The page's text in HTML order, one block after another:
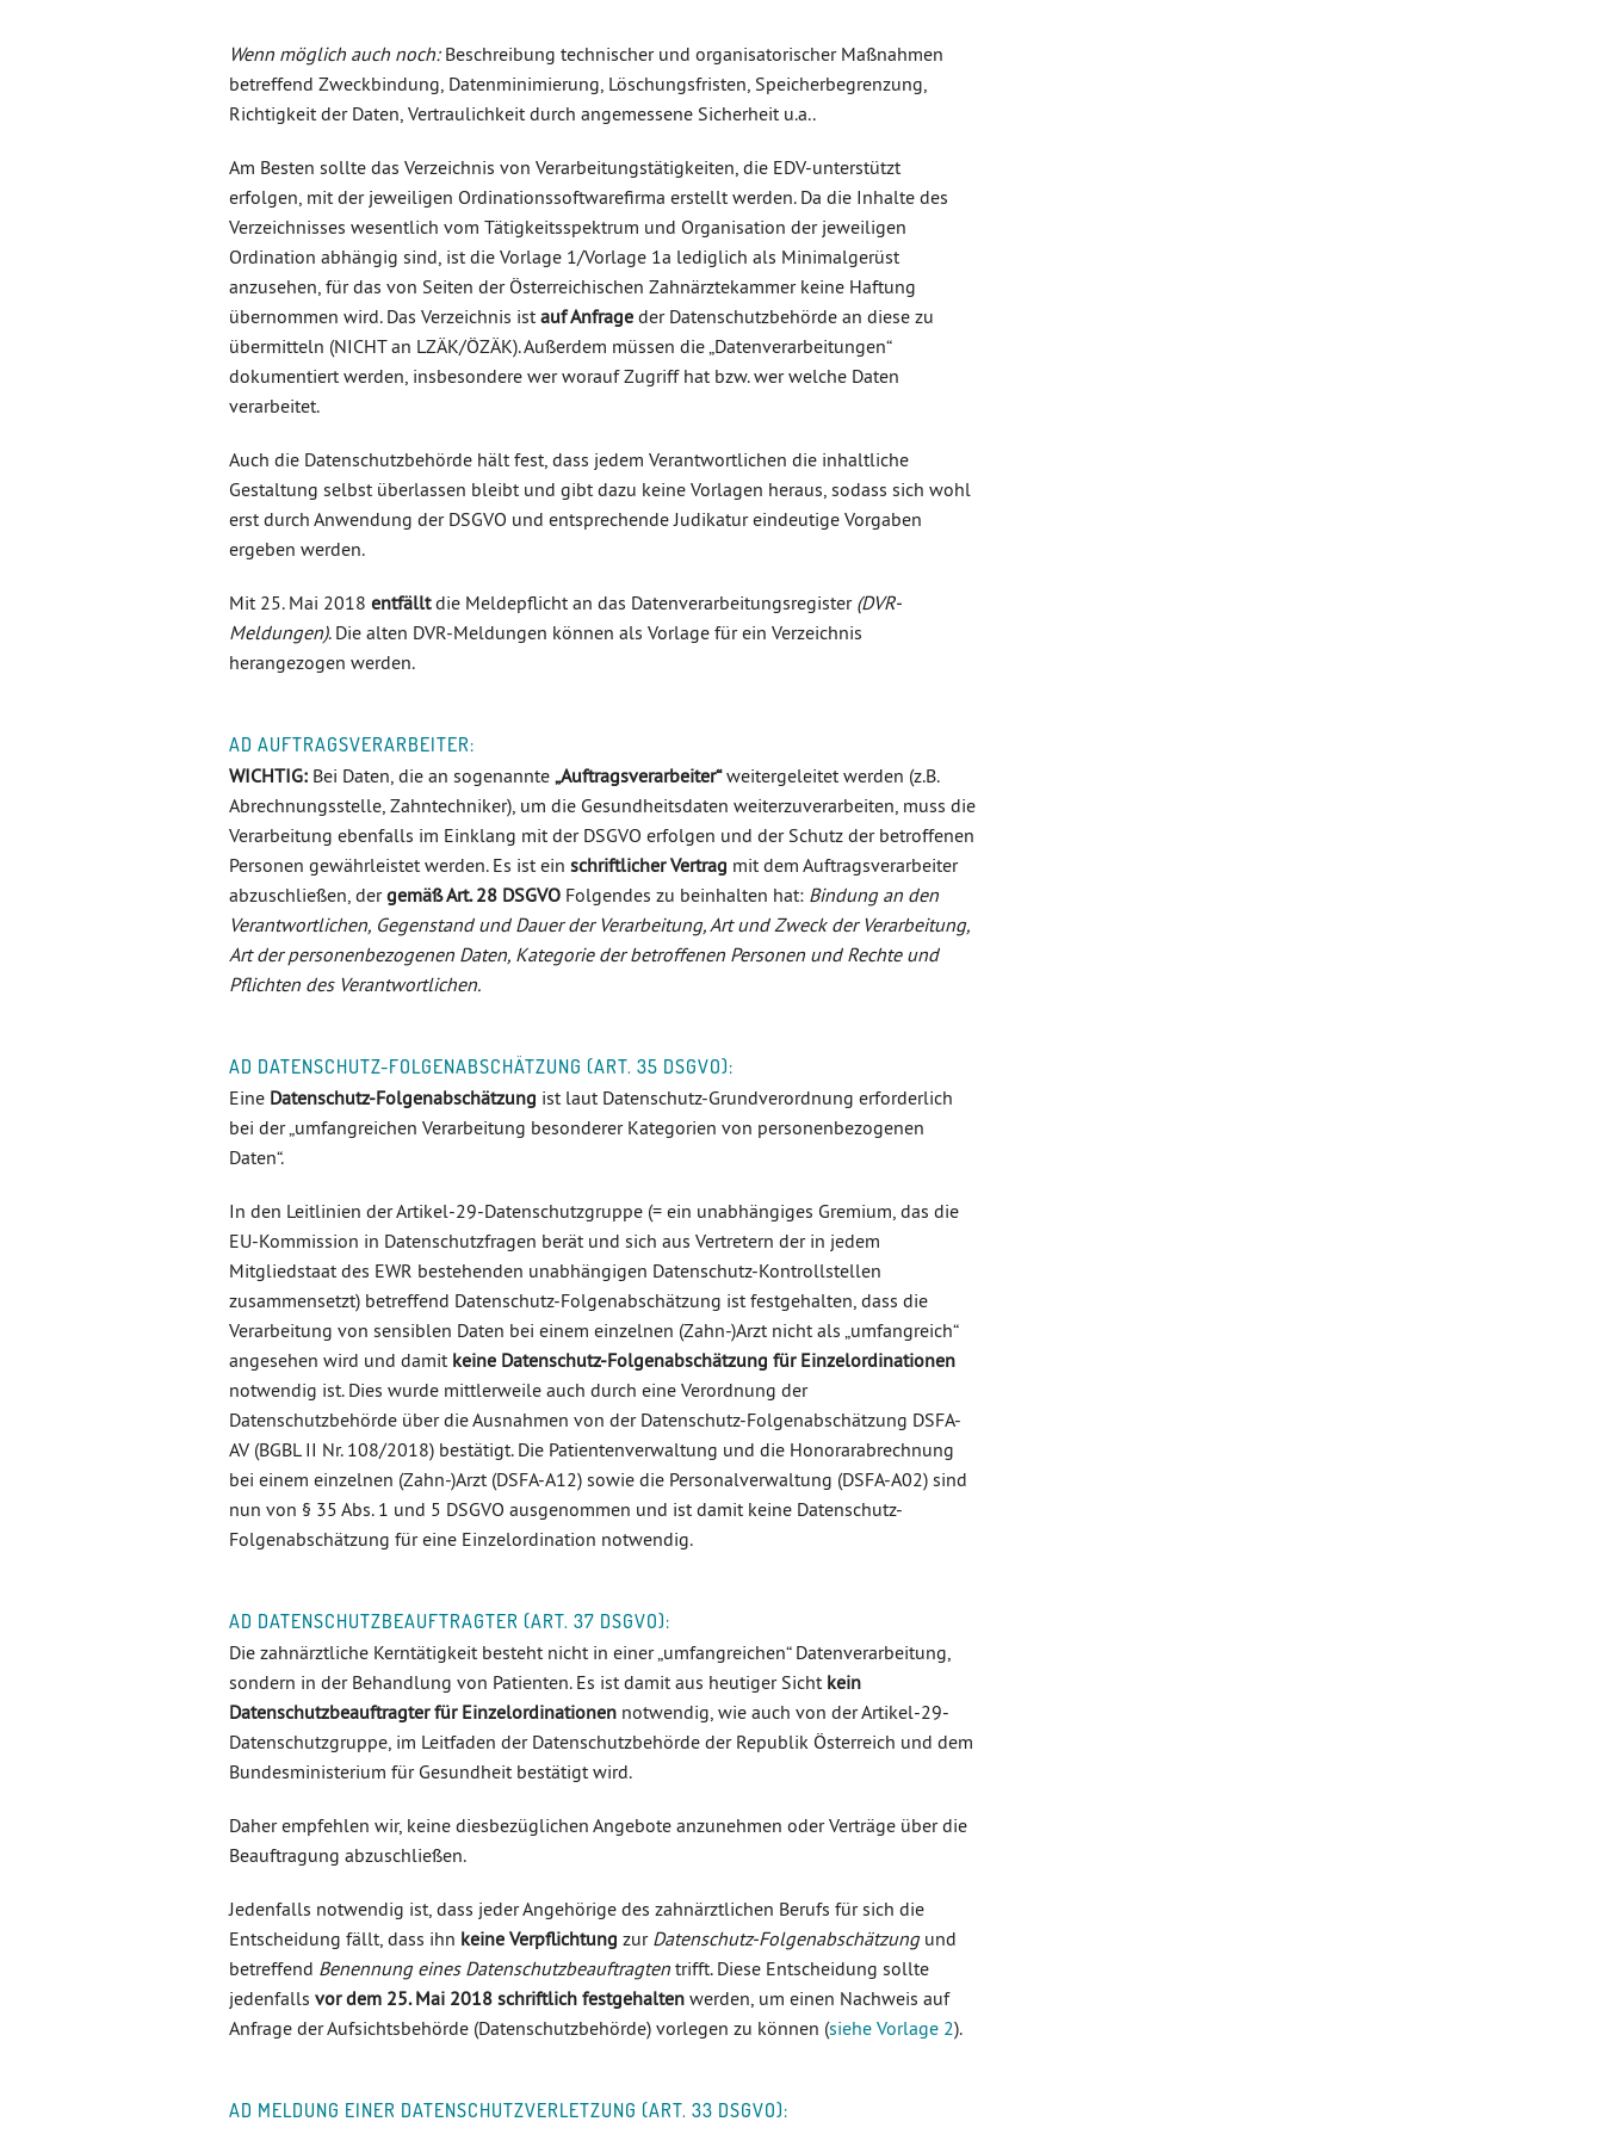
Wenn möglich auch noch:Beschreibung technischer und organisatorischer Maßnahmen
betreffend Zweckbindung, Datenminimierung, Löschungsfristen, Speicherbegrenzung,
Richtigkeit der Daten, Vertraulichkeit durch angemessene Sicherheit u.a..
Am Besten sollte das Verzeichnis von Verarbeitungstätigkeiten, die EDV-unterstützt
erfolgen, mit der jeweiligen Ordinationssoftwarefirma erstellt werden. Da die Inhalte des
Verzeichnisses wesentlich vom Tätigkeitsspektrum und Organisation der jeweiligen
Ordination abhängig sind, ist die Vorlage 1/Vorlage 1a lediglich als Minimalgerüst
anzusehen, für das von Seiten der Österreichischen Zahnärztekammer keine Haftung
übernommen wird. Das Verzeichnis ist auf Anfrage der Datenschutzbehörde an diese zu
übermitteln (NICHT an LZÄK/ÖZÄK). Außerdem müssen die „Datenverarbeitungen“
dokumentiert werden, insbesondere wer worauf Zugriff hat bzw. wer welche Daten
verarbeitet.
Auch die Datenschutzbehörde hält fest, dass jedem Verantwortlichen die inhaltliche
Gestaltung selbst überlassen bleibt und gibt dazu keine Vorlagen heraus, sodass sich wohl
erst durch Anwendung der DSGVO und entsprechende Judikatur eindeutige Vorgaben
ergeben werden.
Mit 25. Mai 2018 entfälltdie Meldepflicht an das Datenverarbeitungsregister (DVR-
Meldungen). Die alten DVR-Meldungen können als Vorlage für ein Verzeichnis
herangezogen werden.
AD AUFTRAGSVERARBEITER:
WICHTIG: Bei Daten, die an sogenannte „Auftragsverarbeiter“weitergeleitet werden (z.B.
Abrechnungsstelle, Zahntechniker), um die Gesundheitsdaten weiterzuverarbeiten, muss die
Verarbeitung ebenfalls im Einklang mit der DSGVO erfolgen und der Schutz der betroffenen
Personen gewährleistet werden. Es ist ein schriftlicher Vertrag mit dem Auftragsverarbeiter
abzuschließen, dergemäß Art. 28 DSGVO Folgendes zu beinhalten hat: Bindung an den
Verantwortlichen, Gegenstand und Dauer der Verarbeitung, Art und Zweck der Verarbeitung,
Art der personenbezogenen Daten, Kategorie der betroffenen Personen und Rechte und
Pflichten des Verantwortlichen.
AD DATENSCHUTZ-FOLGENABSCHÄTZUNG (ART. 35 DSGVO):
Eine Datenschutz-Folgenabschätzung ist laut Datenschutz-Grundverordnung erforderlich
bei der „umfangreichen Verarbeitung besonderer Kategorien von personenbezogenen
Daten“.
In den Leitlinien der Artikel-29-Datenschutzgruppe (= ein unabhängiges Gremium, das die
EU-Kommission in Datenschutzfragen berät und sich aus Vertretern der in jedem
Mitgliedstaat des EWR bestehenden unabhängigen Datenschutz-Kontrollstellen
zusammensetzt) betreffend Datenschutz-Folgenabschätzung ist festgehalten, dass die
Verarbeitung von sensiblen Daten bei einem einzelnen (Zahn-)Arzt nicht als „umfangreich“
angesehen wird und damit keine Datenschutz-Folgenabschätzung für Einzelordinationen
notwendig ist. Dies wurde mittlerweile auch durch eine Verordnung der
Datenschutzbehörde über die Ausnahmen von der Datenschutz-Folgenabschätzung DSFA-
AV (BGBL II Nr. 108/2018) bestätigt. Die Patientenverwaltung und die Honorarabrechnung
bei einem einzelnen (Zahn-)Arzt (DSFA-A12) sowie die Personalverwaltung (DSFA-A02) sind
nun von § 35 Abs. 1 und 5 DSGVO ausgenommen und ist damit keine Datenschutz-
Folgenabschätzung für eine Einzelordination notwendig.
AD DATENSCHUTZBEAUFTRAGTER (ART. 37 DSGVO):
Die zahnärztliche Kerntätigkeit besteht nicht in einer „umfangreichen“ Datenverarbeitung,
sondern in der Behandlung von Patienten. Es ist damit aus heutiger Sicht kein
Datenschutzbeauftragter für Einzelordinationen notwendig, wie auch von der Artikel-29-
Datenschutzgruppe, im Leitfaden der Datenschutzbehörde der Republik Österreich und dem
Bundesministerium für Gesundheit bestätigt wird.
Daher empfehlen wir, keine diesbezüglichen Angebote anzunehmen oder Verträge über die
Beauftragung abzuschließen.
Jedenfalls notwendig ist, dass jeder Angehörige des zahnärztlichen Berufs für sich die
Entscheidung fällt, dass ihn keine Verpflichtung zur Datenschutz-Folgenabschätzungund
betreffend Benennung eines Datenschutzbeauftragten trifft. Diese Entscheidung sollte
jedenfalls vor dem 25. Mai 2018 schriftlich festgehalten werden, um einen Nachweis auf
Anfrage der Aufsichtsbehörde (Datenschutzbehörde) vorlegen zu können (siehe Vorlage 2).
AD MELDUNG EINER DATENSCHUTZVERLETZUNG (ART. 33 DSGVO):